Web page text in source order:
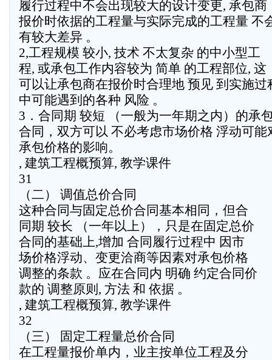
履行过程中不会出现较大的设计变更, 承包商
报价时依据的工程量与实际完成的工程量 不
有较大差异 。
2,工程规模 较小, 技术 不太复杂 的中小型工
程, 或承包工作内容较为 简单 的工程部位, 这
可以让承包商在报价时合理地 预见 到实施过
中可能遇到的各种 风险 。
3．合同期 较短 （一般为一年期之内）的承
合同，双方可以 不必考虑市场价格 浮动可能
承包价格的影响。
, 建筑工程概预算, 教学课件
31
（二） 调值总价合同
这种合同与固定总价合同基本相同，但合
同期 较长 （一年以上），只是在固定总价
合同的基础上,增加 合同履行过程中 因市
场价格浮动、变更洽商等因素对承包价格
调整的条款 。应在合同内 明确 约定合同价
款的 调整原则, 方法 和 依据 。
, 建筑工程概预算, 教学课件
32
（三） 固定工程量总价合同
在工程量报价单内，业主按单位工程及分